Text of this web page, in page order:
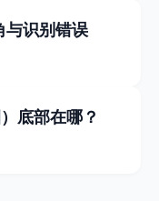
与识别错误
底部在哪？